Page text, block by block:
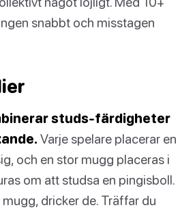
snabbt och misstagen
studs-färdigheter
Varje spelare placerar en
och en stor mugg placeras i
om att studsa en pingisboll.
dricker de. Träffar du